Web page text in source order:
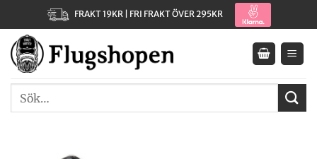
to
content
FRAKT 19KR | FRI FRAKT ÖVER 295KR